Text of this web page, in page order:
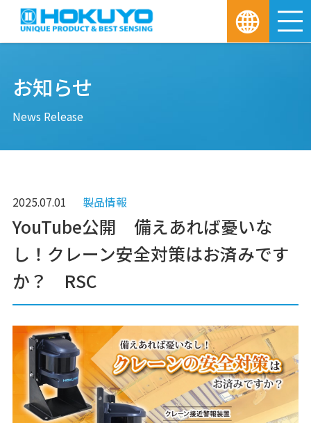
お知らせ
News Release
2025.07.01 製品情報
YouTube公開 備えあれば憂いな
し！クレーン安全対策はお済みです
か？ RSC